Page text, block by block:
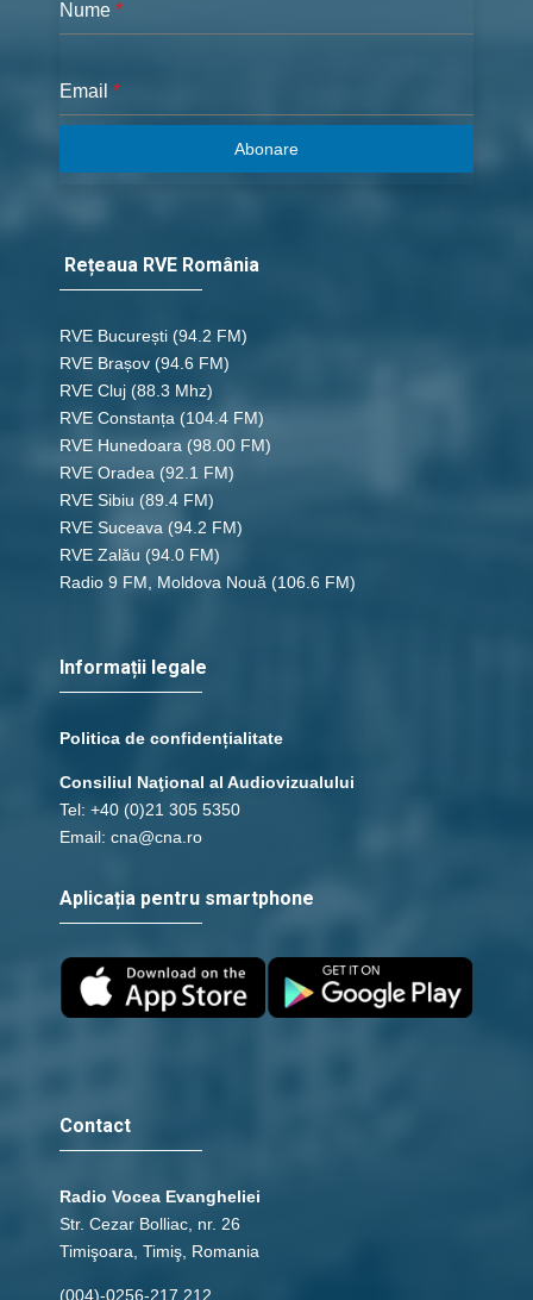
Nume *
Email *
Abonare
Rețeaua RVE România
RVE București (94.2 FM)
RVE Brașov (94.6 FM)
RVE Cluj (88.3 Mhz)
RVE Constanța (104.4 FM)
RVE Hunedoara (98.00 FM)
RVE Oradea (92.1 FM)
RVE Sibiu (89.4 FM)
RVE Suceava (94.2 FM)
RVE Zalău (94.0 FM)
Radio 9 FM, Moldova Nouă (106.6 FM)
Informații legale
Politica de confidențialitate
Consiliul Naţional al Audiovizualului
Tel: +40 (0)21 305 5350
Email: cna@cna.ro
Aplicația pentru smartphone
Contact
Radio Vocea Evangheliei
Str. Cezar Bolliac, nr. 26
Timişoara, Timiş, Romania
(004)-0256-217.212